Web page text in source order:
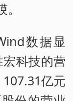
数据显
科技的营
亿元